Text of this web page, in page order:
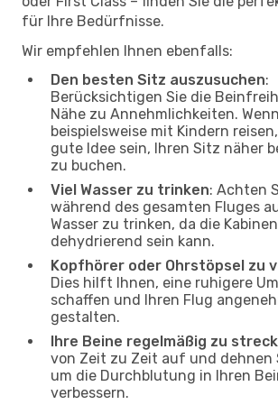
für Ihre Bedürfnisse.
Wir empfehlen Ihnen ebenfalls:
Den besten Sitz auszusuchen:
Berücksichtigen Sie die
Nähe zu Annehmlichkeiten.
beispielsweise mit Kindern
gute Idee sein, Ihren Sitz näher
zu buchen.
Viel Wasser zu trinken: Achten
während des gesamten Fluges
Wasser zu trinken, da die
dehydrierend sein kann.
Kopfhörer oder Ohrstöpsel zu
Dies hilft Ihnen, eine ruhigere
schaffen und Ihren Flug
gestalten.
Ihre Beine regelmäßig zu
von Zeit zu Zeit auf und dehnen
um die Durchblutung in Ihren
verbessern.